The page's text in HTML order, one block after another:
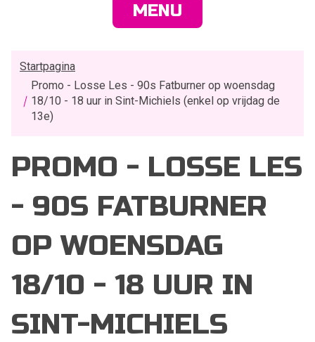
MENU
Startpagina
Promo - Losse Les - 90s Fatburner op woensdag
18/10 - 18 uur in Sint-Michiels (enkel op vrijdag de
13e)
PROMO - LOSSE LES
- 90S FATBURNER
OP WOENSDAG
18/10 - 18 UUR IN
SINT-MICHIELS